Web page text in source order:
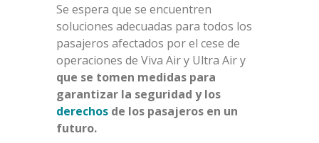
Se espera que se encuentren
soluciones adecuadas para todos los
pasajeros afectados por el cese de
operaciones de Viva Air y Ultra Air y
que se tomen medidas para
garantizar la seguridad y los
derechos de los pasajeros en un
futuro.